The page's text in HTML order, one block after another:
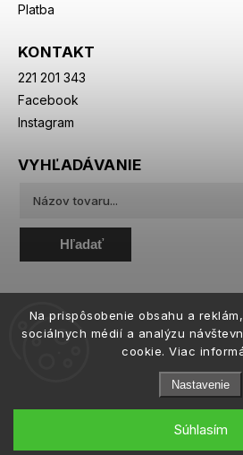
Na prispôsobenie obsahu a
sociálnych médií a analýzu
cookie. Viac
Nastavenie
Súhlasím
Platba
KONTAKT
221 201 343
Facebook
Instagram
VYHĽADÁVANIE
Hľadať
Copyright 2026eiffeloptic.sk.